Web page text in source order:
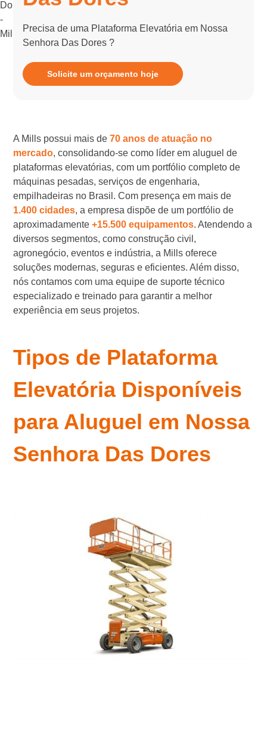
Precisa de uma Plataforma Elevatória em Nossa
Senhora Das Dores ?
Solicite um orçamento hoje
A Mills possui mais de70 anos de atuação no
mercado, consolidando-se como líder em aluguel de
plataformas elevatórias, com um portfólio completo de
máquinas pesadas, serviços de engenharia,
empilhadeiras no Brasil. Com presença em mais de
1.400 cidades, a empresa dispõe de um portfólio de
aproximadamente+15.500 equipamentos. Atendendo a
diversos segmentos, como construção civil,
agronegócio, eventos e indústria, a Mills oferece
soluções modernas, seguras e eficientes. Além disso,
nós contamos com uma equipe de suporte técnico
especializado e treinado para garantir a melhor
experiência em seus projetos.
Tipos de Plataforma
Elevatória Disponíveis
para Aluguel em Nossa
Senhora Das Dores